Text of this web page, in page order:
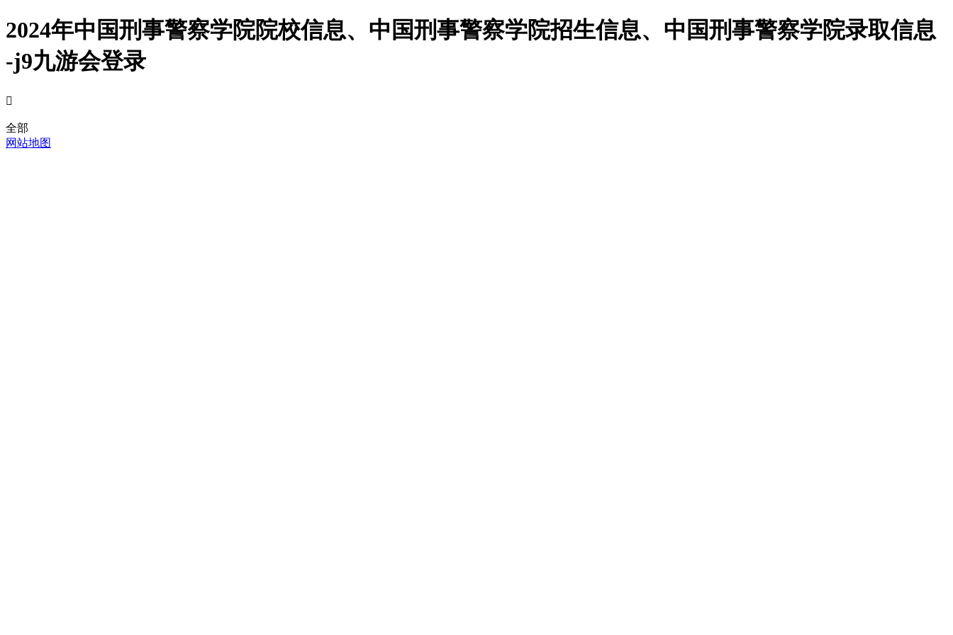
2024年中国刑事警察学院院校信息、中国刑事警察学院招生信息、中国刑事警察学院录取信息
-j9九游会登录

全部
网站地图